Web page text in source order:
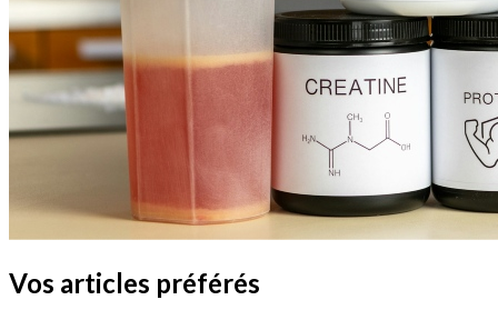
Vos articles préférés